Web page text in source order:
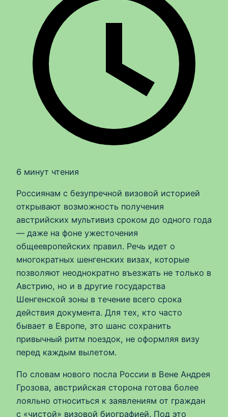
6 минут чтения
Россиянам с безупречной визовой историей
открывают возможность получения
австрийских мультивиз сроком до одного года
— даже на фоне ужесточения
общеевропейских правил. Речь идет о
многократных шенгенских визах, которые
позволяют неоднократно въезжать не только в
Австрию, но и в другие государства
Шенгенской зоны в течение всего срока
действия документа. Для тех, кто часто
бывает в Европе, это шанс сохранить
привычный ритм поездок, не оформляя визу
перед каждым вылетом.
По словам нового посла России в Вене Андрея
Грозова, австрийская сторона готова более
лояльно относиться к заявлениям от граждан
с «чистой» визовой биографией. Под это